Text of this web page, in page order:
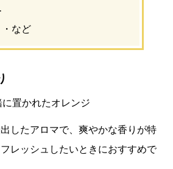
・など
したアロマで、爽やかな香りが特
レッシュしたいときにおすすめで